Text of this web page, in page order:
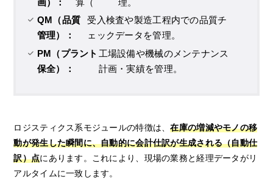
QM（品質
管理）：
受入検査や製造工程内での品質チ
ェックデータを管理。
PM（プラント
保全）：
工場設備や機械のメンテナンス
計画・実績を管理。
ロジスティクス系モジュールの特徴は、在庫の増減やモノの移
動が発生した瞬間に、自動的に会計仕訳が生成される（自動仕
訳）点にあります。これにより、現場の業務と経理データがリ
アルタイムに一致します。